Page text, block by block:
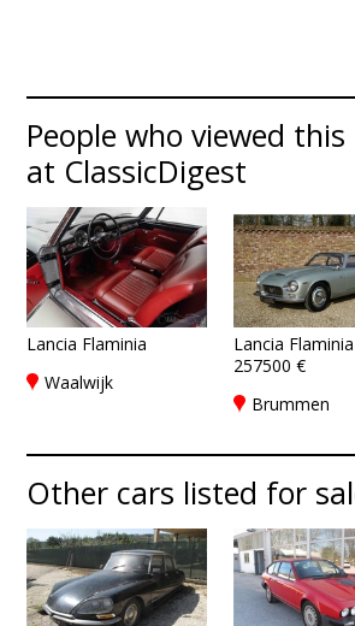
People who viewed
at ClassicDigest
Lancia Flaminia
Waalwijk
Lancia Flaminia
257500 €
Brummen
Other cars listed for